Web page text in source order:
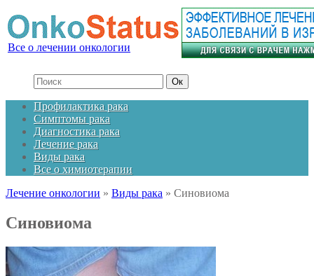
Все о лечении онкологии
Профилактика рака
Симптомы рака
Диагностика рака
Лечение рака
Виды рака
Все о химиотерапии
Лечение онкологии » Виды рака » Cиновиома
Cиновиома